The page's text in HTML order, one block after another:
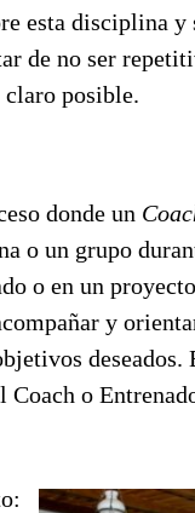
esta disciplina y
de no ser
claro posible.
donde un
o un grupo
o en un
y
deseados.
Coach o